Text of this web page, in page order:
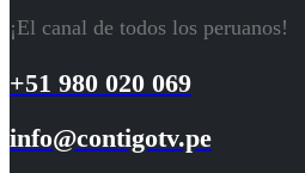
¡El canal de todos los peruanos!
+51 980 020 069
info@contigotv.pe